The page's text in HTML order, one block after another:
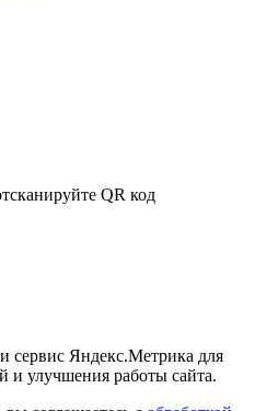
QR код
сервис Яндекс.Метрика для
и улучшения работы сайта.